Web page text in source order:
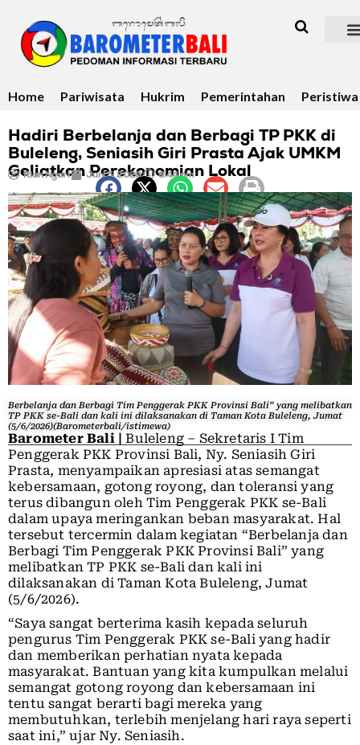
Home Pariwisata Hukrim Pemerintahan Peristiwa
Hadiri Berbelanja dan Berbagi TP PKK di
Buleleng, Seniasih Giri Prasta Ajak UMKM
Geliatkan Perekonomian Lokal
Rian Ngari Juni 5, 2026 8:44 pm
Berbelanja dan Berbagi Tim Penggerak PKK Provinsi Bali” yang melibatkan
TP PKK se-Bali dan kali ini dilaksanakan di Taman Kota Buleleng, Jumat
(5/6/2026)(Barometerbali/istimewa)
Barometer Bali |
Buleleng – Sekretaris I Tim
Penggerak PKK Provinsi Bali, Ny. Seniasih Giri
Prasta, menyampaikan apresiasi atas semangat
kebersamaan, gotong royong, dan toleransi yang
terus dibangun oleh Tim Penggerak PKK se-Bali
dalam upaya meringankan beban masyarakat. Hal
tersebut tercermin dalam kegiatan “Berbelanja dan
Berbagi Tim Penggerak PKK Provinsi Bali” yang
melibatkan TP PKK se-Bali dan kali ini
dilaksanakan di Taman Kota Buleleng, Jumat
(5/6/2026).
“Saya sangat berterima kasih kepada seluruh
pengurus Tim Penggerak PKK se-Bali yang hadir
dan memberikan perhatian nyata kepada
masyarakat. Bantuan yang kita kumpulkan melalui
semangat gotong royong dan kebersamaan ini
tentu sangat berarti bagi mereka yang
membutuhkan, terlebih menjelang hari raya seperti
saat ini,” ujar Ny. Seniasih.